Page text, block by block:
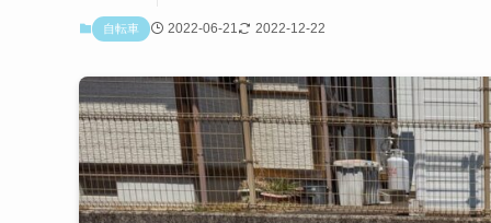
自転車 2022-06-21 2022-12-22